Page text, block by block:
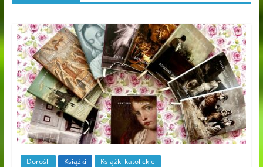
Dorośli Książki Książki katolickie